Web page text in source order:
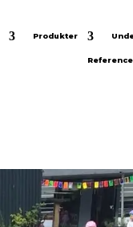
Produkter